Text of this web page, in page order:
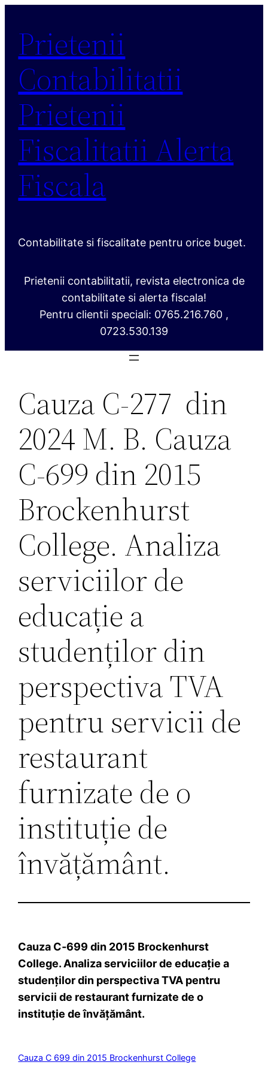
conținut
Prietenii
Contabilitatii
Prietenii
Fiscalitatii Alerta
Fiscala
Contabilitate si fiscalitate pentru orice buget.
Prietenii contabilitatii, revista electronica de
contabilitate si alerta fiscala!
Pentru clientii speciali: 0765.216.760 ,
0723.530.139
Cauza C‑277 din
2024 M. B. Cauza
C‑699 din 2015
Brockenhurst
College. Analiza
serviciilor de
educație a
studenților din
perspectiva TVA
pentru servicii de
restaurant
furnizate de o
instituție de
învățământ.
Cauza C‑699 din 2015 Brockenhurst
College. Analiza serviciilor de educație a
studenților din perspectiva TVA pentru
servicii de restaurant furnizate de o
instituție de învățământ.
Cauza C 699 din 2015 Brockenhurst College